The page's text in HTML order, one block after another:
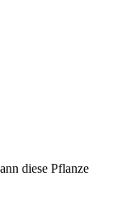
diese Pflanze